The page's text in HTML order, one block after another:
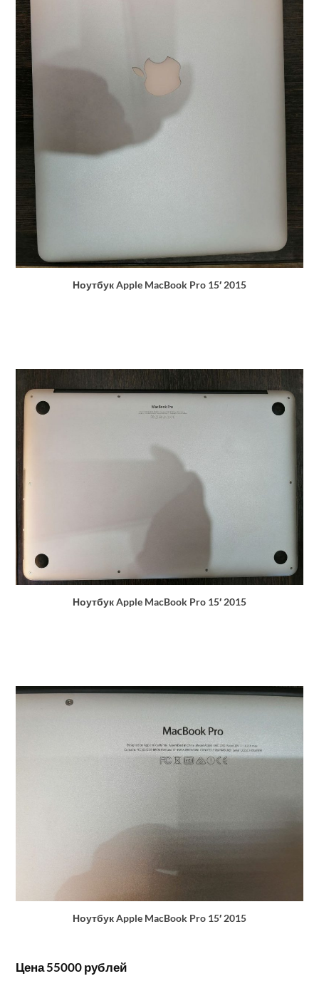
Ноутбук Apple MacBook Pro 15′ 2015
Ноутбук Apple MacBook Pro 15′ 2015
Ноутбук Apple MacBook Pro 15′ 2015
Цена 55000 рублей